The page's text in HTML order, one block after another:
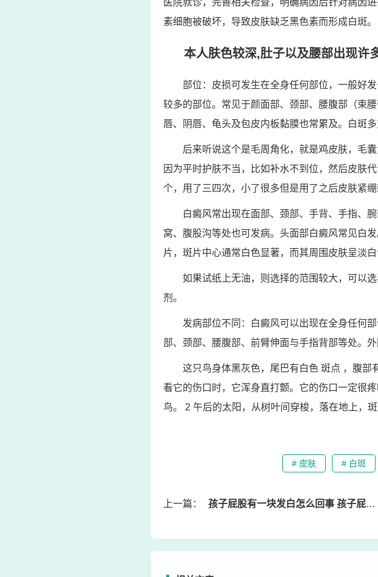
医院就诊，完善相关检查，明确病因后针对病因
素细胞被破坏，导致皮肤缺乏黑色素而形成白斑。
本人肤色较深,肚子以及腰部出现许
部位：皮损可发生在全身任何部位，一般好
较多的部位。常见于颜面部、颈部、腰腹部（束
唇、阴唇、龟头及包皮内板黏膜也常累及。白斑
后来听说这个是毛周角化，就是鸡皮肤，毛
因为平时护肤不当，比如补水不到位，然后皮肤
个，用了三四次，小了很多但是用了之后皮肤紧
白癜风常出现在面部、颈部、手背、手指、
窝、腹股沟等处也可发病。头面部白癜风常见白
片，斑片中心通常白色显著，而其周围皮肤呈淡
如果试纸上无油，则选择的范围较大，可以
剂。
发病部位不同：白癜风可以出现在全身任何
部、颈部、腰腹部、前臂伸面与手指背部等处。
这只鸟身体黑灰色，尾巴有白色 斑点 ，腹
看它的伤口时，它浑身直打颤。它的伤口一定很
鸟。 2 午后的太阳，从树叶间穿梭，落在地上，
# 皮肤 # 白斑
上一篇： 孩子屁股有一块发白怎么回事 孩子屁股有一块发白怎么回事儿